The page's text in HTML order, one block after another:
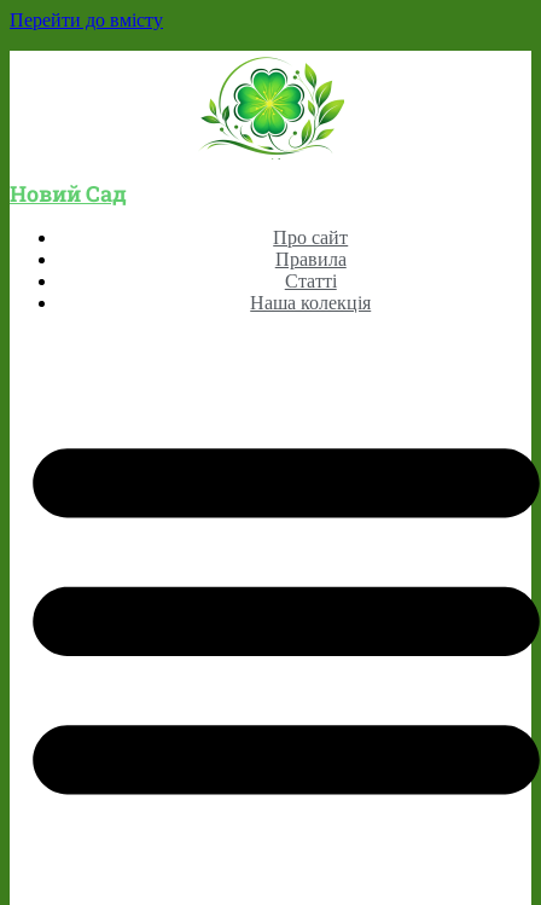
Перейти до вмісту
Новий Сад
Про сайт
Правила
Статті
Наша колекція